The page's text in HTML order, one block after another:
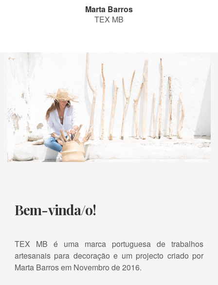
Marta Barros
TEX MB
Bem-vinda/o!
TEX MB é uma marca portuguesa de trabalhos
artesanais para decoração e um projecto criado por
Marta Barros em Novembro de 2016.